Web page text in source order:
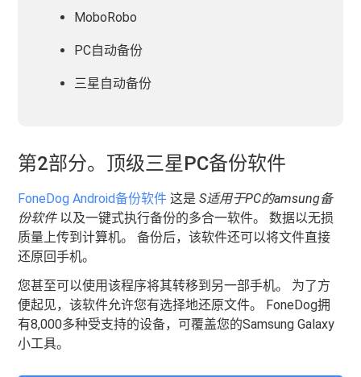
MoboRobo
PC自动备份
三星自动备份
第2部分。顶级三星PC备份软件
FoneDog Android备份软件 这是S适用于PC的amsung备
份软件以及一键式执行备份的多合一软件。 数据以无损
质量上传到计算机。 备份后，该软件还可以将文件直接
还原回手机。
您甚至可以使用该程序将其转移到另一部手机。 为了方
便起见，该软件允许您有选择地还原文件。 FoneDog拥
有8,000多种受支持的设备，可覆盖您的Samsung Galaxy
小工具。